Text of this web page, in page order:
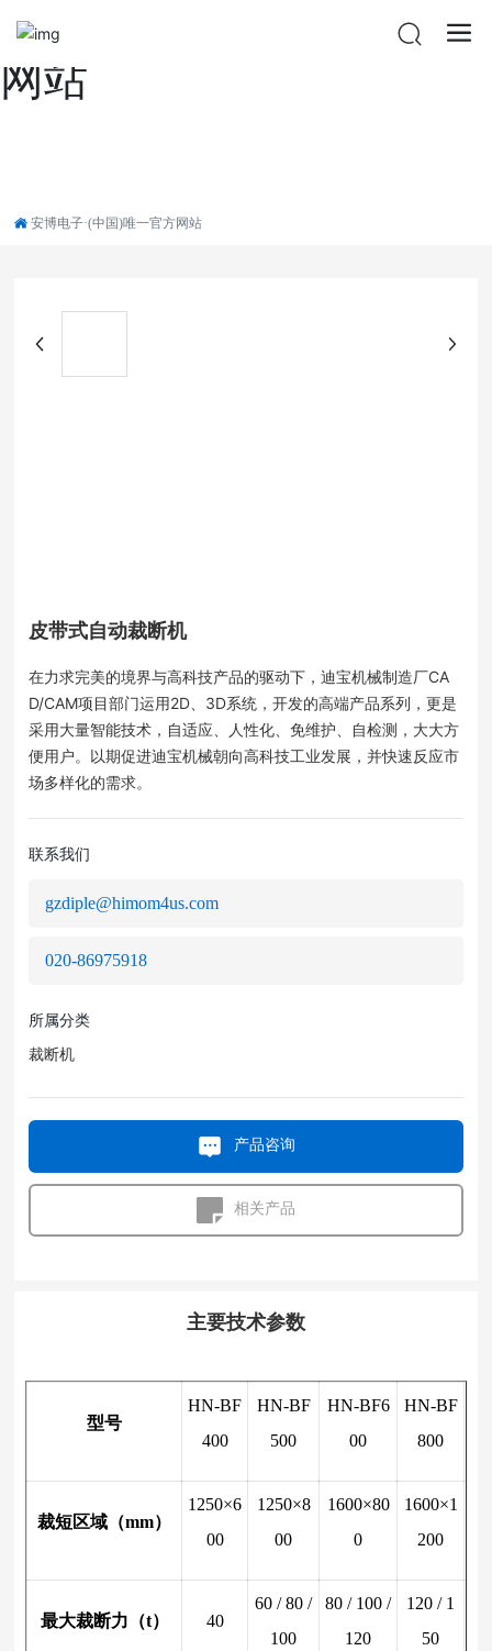
安博电子·(中国)唯一官方
网站
安博电子·(中国)唯一官方网站
主要技术参数
型号
HN-BF
400
HN-BF
500
HN-BF6
00
HN-BF
800
裁短区域（mm）
1250×6
00
1250×8
00
1600×80
0
1600×1
200
最大裁断力（t） 40
60 / 80 /
100
80 / 100 /
120
120 / 1
50
皮带式自动裁断机
在力求完美的境界与高科技产品的驱动下，迪宝机械制造厂CA
D/CAM项目部门运用2D、3D系统，开发的高端产品系列，更是
采用大量智能技术，自适应、人性化、免维护、自检测，大大方
便用户。以期促进迪宝机械朝向高科技工业发展，并快速反应市
场多样化的需求。
联系我们
gzdiple@himom4us.com
020-86975918
所属分类
裁断机
产品咨询
相关产品